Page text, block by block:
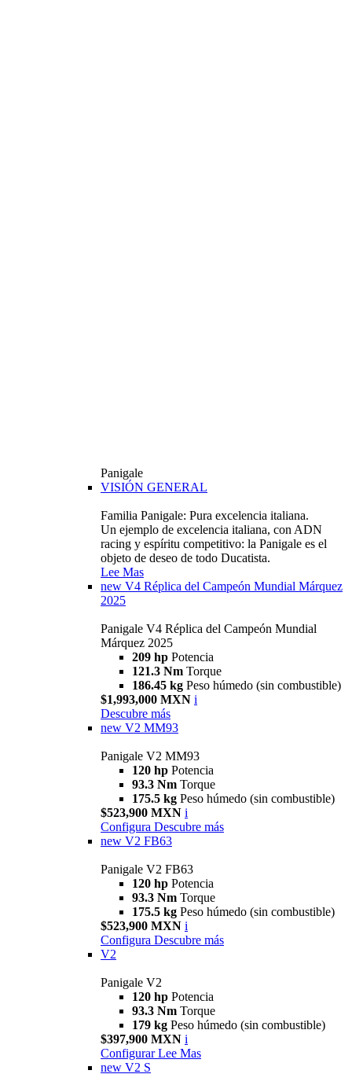
Panigale
VISIÓN GENERAL
Familia Panigale: Pura excelencia italiana.
Un ejemplo de excelencia italiana, con ADN
racing y espíritu competitivo: la Panigale es el
objeto de deseo de todo Ducatista.
Lee Mas
new V4 Réplica del Campeón Mundial Márquez
2025
Panigale V4 Réplica del Campeón Mundial
Márquez 2025
209 hp Potencia
121.3 Nm Torque
186.45 kg Peso húmedo (sin combustible)
$1,993,000 MXN i
Descubre más
new V2 MM93
Panigale V2 MM93
120 hp Potencia
93.3 Nm Torque
175.5 kg Peso húmedo (sin combustible)
$523,900 MXN i
Configura Descubre más
new V2 FB63
Panigale V2 FB63
120 hp Potencia
93.3 Nm Torque
175.5 kg Peso húmedo (sin combustible)
$523,900 MXN i
Configura Descubre más
V2
Panigale V2
120 hp Potencia
93.3 Nm Torque
179 kg Peso húmedo (sin combustible)
$397,900 MXN i
Configurar Lee Mas
new V2 S